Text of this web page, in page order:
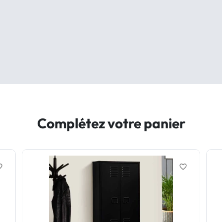
Complétez votre panier
favorite_border